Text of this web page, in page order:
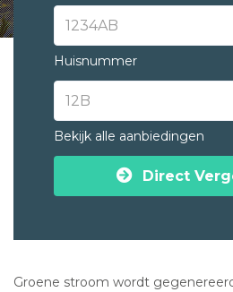
Huisnummer
Bekijk alle aanbiedingen
Direct
Groene stroom wordt